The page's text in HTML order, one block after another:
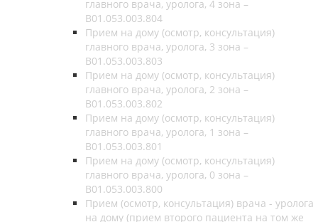
главного врача, уролога, 4 зона –
B01.053.003.804
Прием на дому (осмотр, консультация)
главного врача, уролога, 3 зона –
B01.053.003.803
Прием на дому (осмотр, консультация)
главного врача, уролога, 2 зона –
B01.053.003.802
Прием на дому (осмотр, консультация)
главного врача, уролога, 1 зона –
B01.053.003.801
Прием на дому (осмотр, консультация)
главного врача, уролога, 0 зона –
B01.053.003.800
Прием (осмотр, консультация) врача - уролога
на дому (прием второго пациента на том же